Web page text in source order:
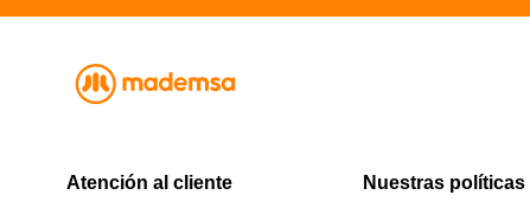
Atención al cliente Nuestras políticas